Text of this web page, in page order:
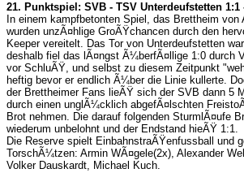
21. Punktspiel: SVB - TSV Unterdeufstetten 1:1
In einem kampfbetonten Spiel, das Brettheim von
wurden unzÃ¤hlige GroÃŸchancen durch den
Keeper vereitelt. Das Tor von Unterdeufstetten
deshalb fiel das lÃ¤ngst Ã¼berfÃ¤llige 1:0 durch
vor SchluÃŸ, und selbst zu diesem Zeitpunkt
heftig bevor er endlich Ã¼ber die Linie kullerte.
der Brettheimer Fans lieÃŸ sich der SVB dann 5
durch einen unglÃ¼cklich abgefÃ¤lschten
Brot nehmen. Die darauf folgenden SturmlÃ¤ufe
wiederum unbelohnt und der Endstand hieÃŸ 1:1.
Die Reserve spielt EinbahnstraÃŸenfussball und
TorschÃ¼tzen: Armin WÃ¤gele(2x), Alexander
Volker Dauskardt, Michael Kuch.